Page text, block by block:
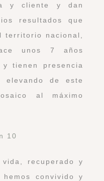
y cliente y dan
resultados que
territorio nacional,
unos 7 años
tienen presencia
de este
al máximo
recuperado y
convivido y